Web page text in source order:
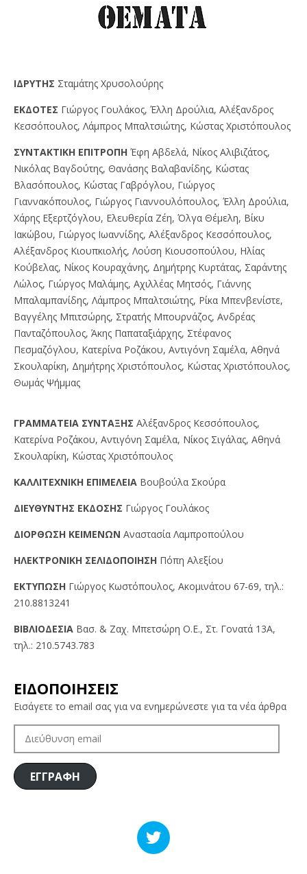
IΔPYTHΣ Σταμάτης Χρυσολούρης
EKΔOTEΣ Γιώργος Γουλάκος, Έλλη Δρούλια, Αλέξανδρος
Κεσσόπουλος, Λάμπρος Μπαλτσιώτης, Κώστας Χριστόπουλος
ΣYNTAKTIKH EΠITPOΠH Έφη Αβδελά, Νίκος Αλιβιζάτος,
Νικόλας Βαγδούτης, Θανάσης Βαλαβανίδης, Κώστας
Βλασόπουλος, Κώστας Γαβρόγλου, Γιώργος
Γιαννακόπουλος, Γιώργος Γιαννουλόπουλος, Έλλη Δρούλια,
Χάρης Εξερτζόγλου, Ελευθερία Ζέη, Όλγα Θέμελη, Βίκυ
Ιακώβου, Γιώργος Ιωαννίδης, Αλέξανδρος Κεσσόπουλος,
Αλέξανδρος Κιουπκιολής, Λούση Κιουσοπούλου, Ηλίας
Κούβελας, Νίκος Κουραχάνης, Δημήτρης Κυρτάτας, Σαράντης
Λώλος, Γιώργος Μαλάμης, Αχιλλέας Μητσός, Γιάννης
Μπαλαμπανίδης, Λάμπρος Μπαλτσιώτης, Ρίκα Μπενβενίστε,
Βαγγέλης Μπιτσώρης, Στρατής Μπουρνάζος, Ανδρέας
Πανταζόπουλος, Άκης Παπαταξιάρχης, Στέφανος
Πεσμαζόγλου, Κατερίνα Ροζάκου, Αντιγόνη Σαμέλα, Αθηνά
Σκουλαρίκη, Δημήτρης Χριστόπουλος, Κώστας Χριστόπουλος,
Θωμάς Ψήμμας
ΓPAMMATEIA ΣYNTAΞHΣ Αλέξανδρος Κεσσόπουλος,
Κατερίνα Ροζάκου, Αντιγόνη Σαμέλα, Νίκος Σιγάλας, Αθηνά
Σκουλαρίκη, Κώστας Χριστόπουλος
KAΛΛITEXNIKH EΠIMEΛEIA Βουβούλα Σκούρα
ΔIEYΘYNTHΣ EKΔOΣHΣ Γιώργος Γουλάκος
ΔIOPΘΩΣH KEIMENΩN Αναστασία Λαμπροπούλου
HΛEKTPONIKH ΣEΛIΔOΠOIHΣH Πόπη Αλεξίου
EKTYΠΩΣH Γιώργος Kωστόπουλος, Aκομινάτου 67-69, τηλ.:
210.8813241
BIBΛIOΔEΣIA Βασ. & Ζαχ. Μπετσώρη O.Ε., Στ. Γονατά 13A,
τηλ.: 210.5743.783
ΕΙΔΟΠΟΙΗΣΕΙΣ
Εισάγετε το email σας για να ενημερώνεστε για τα νέα άρθρα
ΔΙΕΎΘΥΝΣΗ
ΕΓΓΡΑΦΗ